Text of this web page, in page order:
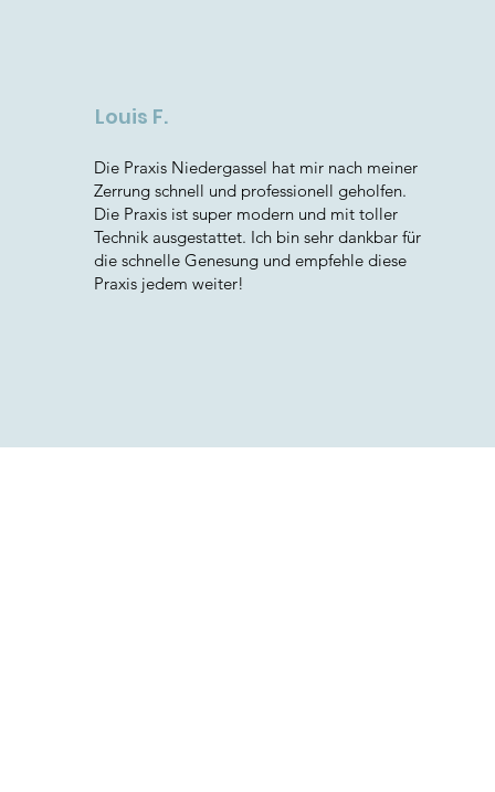
Louis F.
Die Praxis Niedergassel hat mir nach meiner
Zerrung schnell und professionell geholfen.
Die Praxis ist super modern und mit toller
Technik ausgestattet. Ich bin sehr dankbar für
die schnelle Genesung und empfehle diese
Praxis jedem weiter!